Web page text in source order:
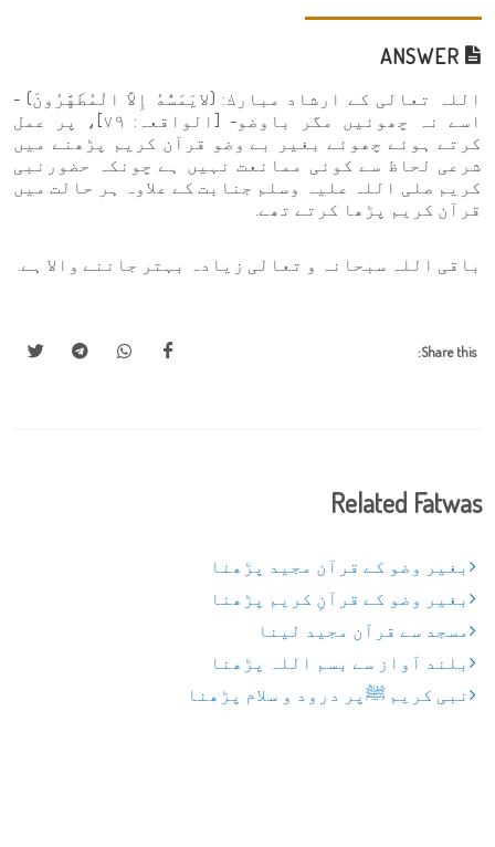
اللہ تعالی کے ارشاد مبارك: (لايَمَسُّهُ إِلاَّ الْمُطَهَّرُونَ) -
اسے نہ چھوئیں مگر باوضو- [الواقعہ: ٧٩]، پر عمل
کرتے ہوئے چھوئے بغیر بے وضو قرآن کریم پڑھنے میں
شرعی لحاظ سے کوئی ممانعت نہیں ہے چونکہ حضورنبی
کریم صلی اللہ علیہ وسلم جنابت کے علاوہ ہر حالت میں
قرآن کریم پڑھا کرتے تھے.
باقی اللہ سبحانہ و تعالی زیادہ بہتر جاننے والا ہے.
Share this:
Related Fatwas
بغیر وضو کے قرآن مجید پڑھنا
بغیر وضو کے قرآنِ کریم پڑھنا
مسجد سے قرآن مجید لینا
بلند آواز سے بسم اللہ پڑھنا
نبی کریم ﷺپر درود و سلام پڑھنا